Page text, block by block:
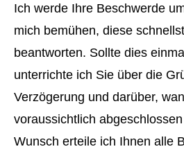
Ich werde Ihre Beschwerde
mich bemühen, diese
beantworten. Sollte dies
unterrichte ich Sie über die
Verzögerung und darüber,
voraussichtlich
Wunsch erteile ich Ihnen alle